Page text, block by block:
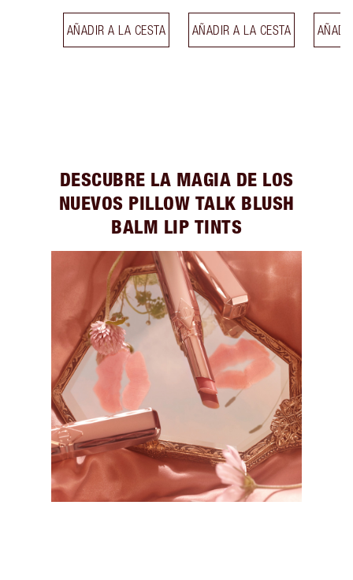
AÑADIR A LA CESTA AÑADIR A LA CESTA
DESCUBRE LA MAGIA DE LOS
NUEVOS PILLOW TALK BLUSH
BALM LIP TINTS